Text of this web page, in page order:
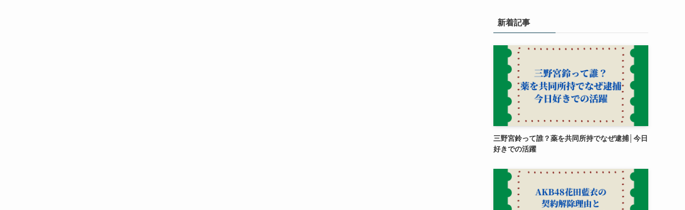
新着記事
三野宮鈴って誰？薬を共同所持でなぜ逮捕│今日
好きでの活躍